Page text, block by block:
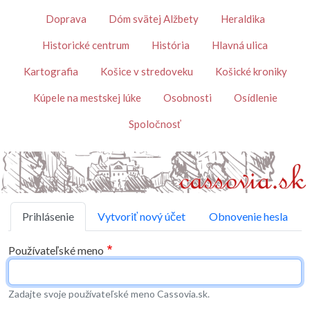
TémyDoprava Dóm svätej Alžbety Heraldika
Historické centrum História Hlavná ulica
Kartografia Košice v stredoveku Košické kroniky
Kúpele na mestskej lúke Osobnosti Osídlenie
Spoločnosť
Primárne karty
Prihlásenie Vytvoriť nový účet Obnovenie hesla
Používateľské meno
Zadajte svoje používateľské meno Cassovia.sk.